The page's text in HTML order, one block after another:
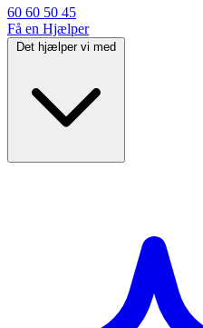
60 60 50 45
Få en Hjælper
Det hjælper vi med